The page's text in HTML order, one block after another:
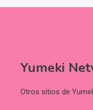
Yumeki
Otros sitios de